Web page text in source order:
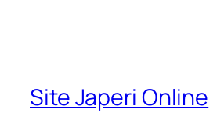
Site Japeri Online